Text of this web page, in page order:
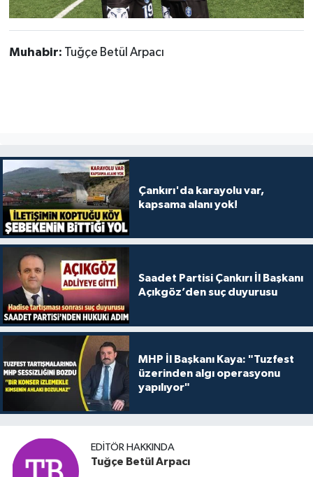
Muhabir: Tuğçe Betül Arpacı
Çankırı'da karayolu var,
kapsama alanı yok!
Saadet Partisi Çankırı İl Başkanı
Açıkgöz’den suç duyurusu
MHP İl Başkanı Kaya: "Tuzfest
üzerinden algı operasyonu
yapılıyor"
EDITÖR HAKKINDA
Tuğçe Betül Arpacı